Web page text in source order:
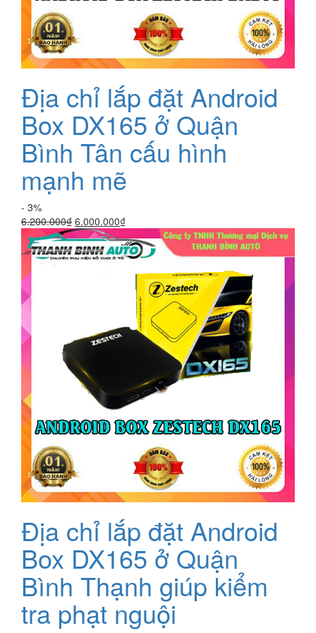
Địa chỉ lắp đặt Android
Box DX165 ở Quận
Bình Tân cấu hình
mạnh mẽ
- 3%
6.200.000₫ Giá
gốc
là:
6.200.000₫.
6.000.000₫Giá
hiện
tại
là:
6.000.000₫.
Địa chỉ lắp đặt Android
Box DX165 ở Quận
Bình Thạnh giúp kiểm
tra phạt nguội